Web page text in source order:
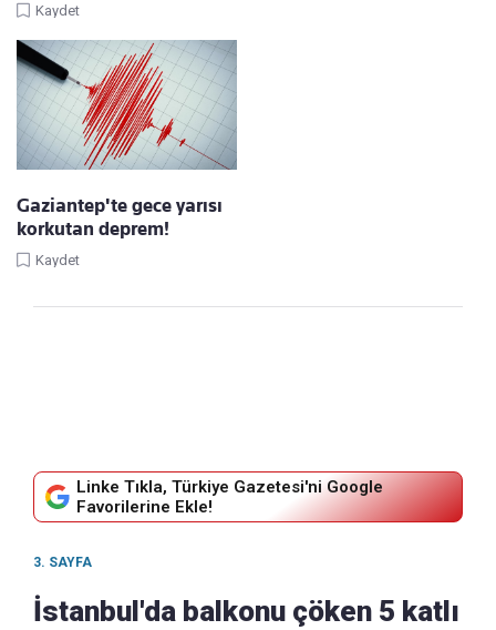
Kaydet
Gaziantep'te gece yarısı
korkutan deprem!
Kaydet
Linke Tıkla, Türkiye Gazetesi'ni Google
Favorilerine Ekle!
3. SAYFA
İstanbul'da balkonu çöken 5 katlı